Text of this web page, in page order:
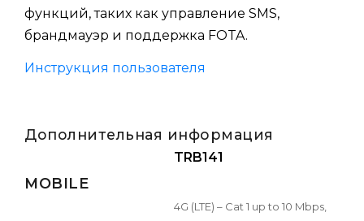
функций, таких как управление SMS,
брандмауэр и поддержка FOTA.
Инструкция пользователя
Дополнительная информация
TRB141
MOBILE
4G (LTE) – Cat 1 up to 10 Mbps,